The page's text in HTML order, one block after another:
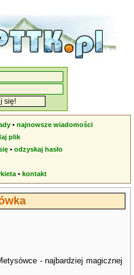
•najnowsze wiadomości
plik
•odzyskaj hasło
•kontakt
- najbardziej magicznej